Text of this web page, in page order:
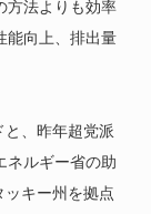
方法よりも効率
能向上、排出量
、昨年超党派
ネルギー省の助
キー州を拠点